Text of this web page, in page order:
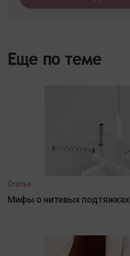
Еще по теме
Статья
Мифы о нитевых подтяжках